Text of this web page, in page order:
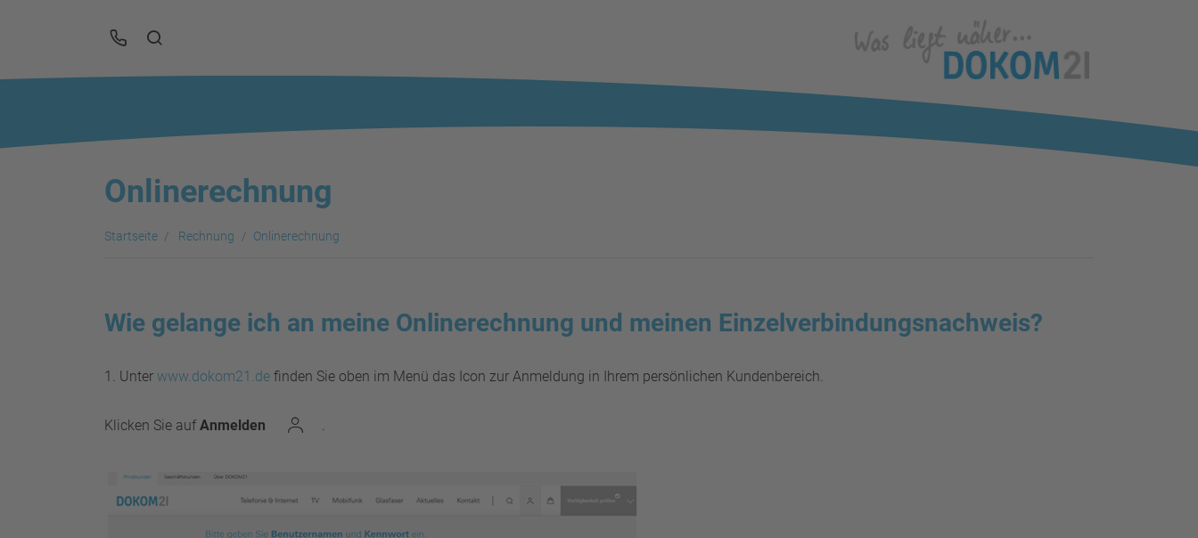
Onlinerechnung
Startseite Rechnung Onlinerechnung
Wie gelange ich an meine Onlinerechnung und meinen Einzelverbindungsnachweis?
1. Unter www.dokom21.de finden Sie oben im Menü das Icon zur Anmeldung in Ihrem persönlichen Kundenbereich.
Klicken Sie aufAnmelden